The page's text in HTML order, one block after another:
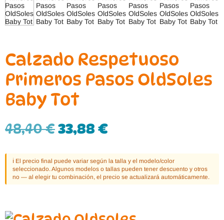
Calzado Respetuoso
Primeros Pasos OldSoles
Baby Tot
48,40€33,88 €
ℹ️ El precio final puede variar según la talla y el modelo/color
seleccionado. Algunos modelos o tallas pueden tener descuento y otros
no — al elegir tu combinación, el precio se actualizará automáticamente.